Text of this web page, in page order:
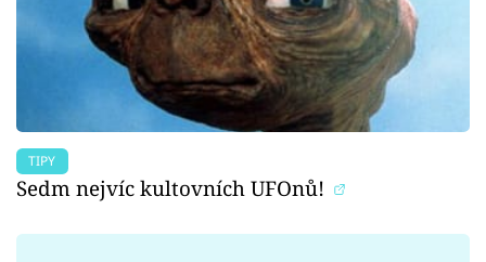
TIPY
Sedm nejvíc kultovních UFOnů!